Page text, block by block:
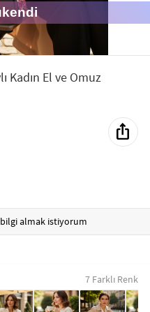
Kadın El ve Omuz
ios_share
almak istiyorum
7 Farklı Renk